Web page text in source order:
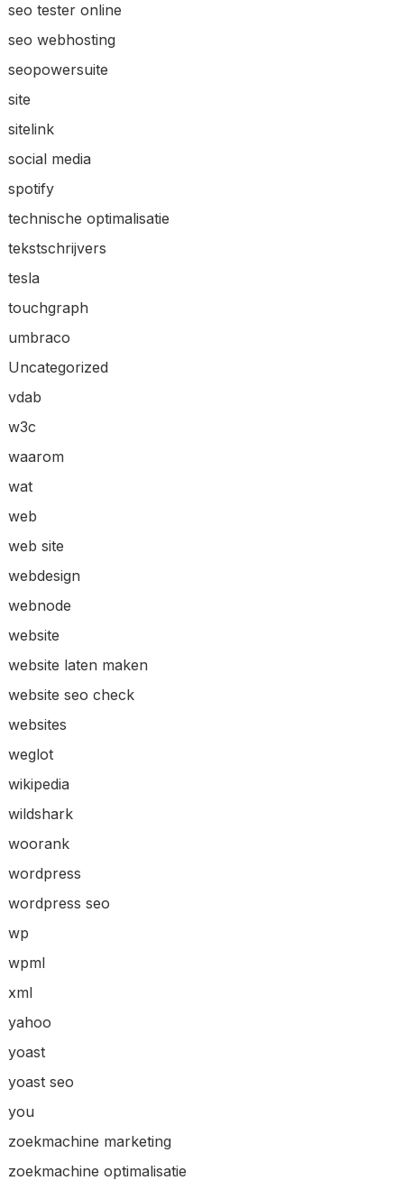
seo tester online
seo webhosting
seopowersuite
site
sitelink
social media
spotify
technische optimalisatie
tekstschrijvers
tesla
touchgraph
umbraco
Uncategorized
vdab
w3c
waarom
wat
web
web site
webdesign
webnode
website
website laten maken
website seo check
websites
weglot
wikipedia
wildshark
woorank
wordpress
wordpress seo
wp
wpml
xml
yahoo
yoast
yoast seo
you
zoekmachine marketing
zoekmachine optimalisatie